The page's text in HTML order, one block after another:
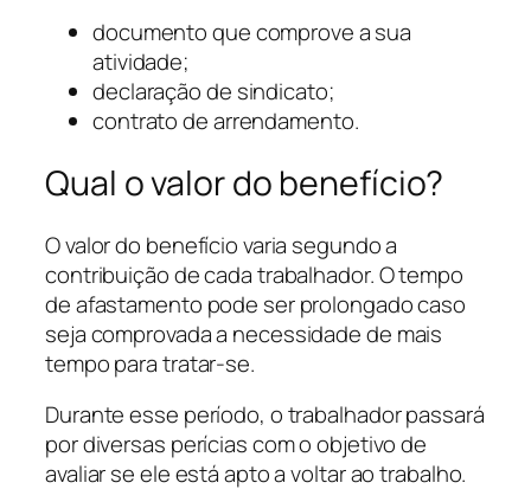
documento que comprove a sua
atividade;
declaração de sindicato;
contrato de arrendamento.
Qual o valor do benefício?
O valor do benefício varia segundo a
contribuição de cada trabalhador. O tempo
de afastamento pode ser prolongado caso
seja comprovada a necessidade de mais
tempo para tratar-se.
Durante esse período, o trabalhador passará
por diversas perícias com o objetivo de
avaliar se ele está apto a voltar ao trabalho.